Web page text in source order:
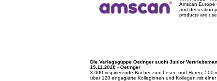
Amscan Europe
and decoration
products are
Die Verlagsguppe Oetinger sucht Junior
19.11.2020 - Oetinger
3.000 inspirierende Bücher zum Lesen und Hören, 500
über 120 engagierte Kolleginnen und Kollegen mit